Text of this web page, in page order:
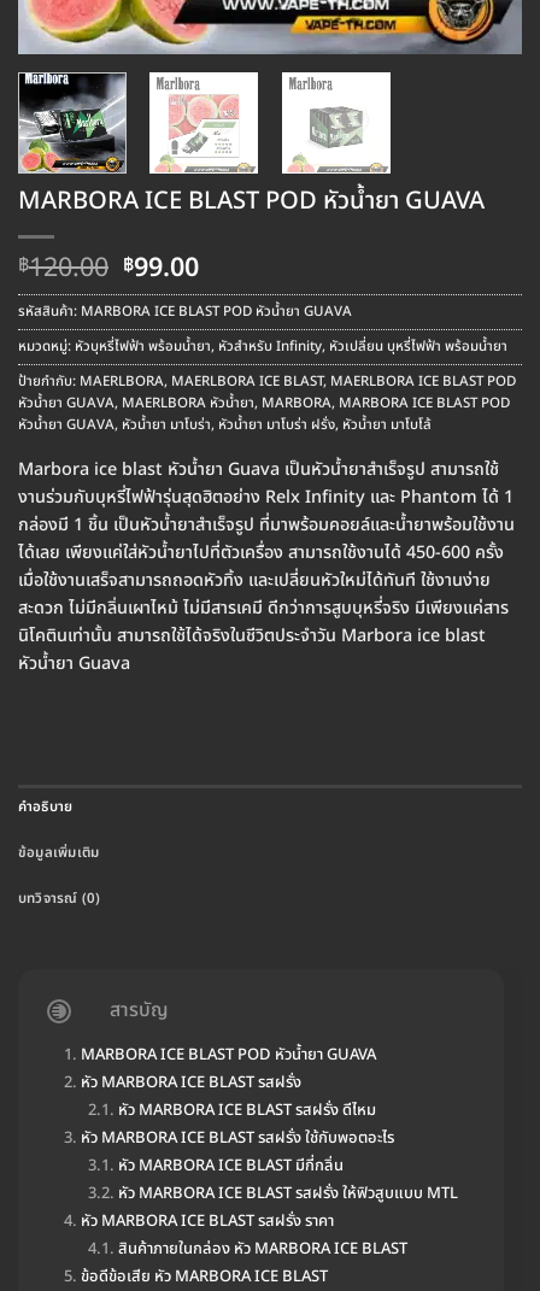
MARBORA ICE BLAST POD หัวน้ำยา GUAVA
฿120.00 Original
price
was:
฿120.00.
฿99.00Current
price
is:
฿99.00.
รหัสสินค้า: MARBORA ICE BLAST POD หัวน้ำยา GUAVA
หมวดหมู่: หัวบุหรี่ไฟฟ้า พร้อมน้ำยา, หัวสำหรับ Infinity, หัวเปลี่ยน บุหรี่ไฟฟ้า พร้อมน้ำยา
ป้ายกำกับ: MAERLBORA, MAERLBORA ICE BLAST, MAERLBORA ICE BLAST POD
หัวน้ำยา GUAVA, MAERLBORA หัวน้ำยา, MARBORA, MARBORA ICE BLAST POD
หัวน้ำยา GUAVA, หัวน้ำยา มาโบร่า, หัวน้ำยา มาโบร่า ฝรั่ง, หัวน้ำยา มาโบโล้
Marbora ice blast หัวน้ำยา Guava เป็นหัวน้ำยาสำเร็จรูป สามารถใช้
งานร่วมกับบุหรี่ไฟฟ้ารุ่นสุดฮิตอย่าง Relx Infinity และ Phantom ได้ 1
กล่องมี 1 ชิ้น เป็นหัวน้ำยาสำเร็จรูป ที่มาพร้อมคอยล์และน้ำยาพร้อมใช้งาน
ได้เลย เพียงแค่ใส่หัวน้ำยาไปที่ตัวเครื่อง สามารถใช้งานได้ 450-600 ครั้ง
เมื่อใช้งานเสร็จสามารถถอดหัวทิ้ง และเปลี่ยนหัวใหม่ได้ทันที ใช้งานง่าย
สะดวก ไม่มีกลิ่นเผาไหม้ ไม่มีสารเคมี ดีกว่าการสูบบุหรี่จริง มีเพียงแค่สาร
นิโคตินเท่านั้น สามารถใช้ได้จริงในชีวิตประจำวัน Marbora ice blast
หัวน้ำยา Guava
คำอธิบาย
ข้อมูลเพิ่มเติม
บทวิจารณ์ (0)
สารบัญ
MARBORA ICE BLAST POD หัวน้ำยา GUAVA
หัว MARBORA ICE BLAST รสฝรั่ง
หัว MARBORA ICE BLAST รสฝรั่ง ดีไหม
หัว MARBORA ICE BLAST รสฝรั่ง ใช้กับพอตอะไร
หัว MARBORA ICE BLAST มีกี่กลิ่น
หัว MARBORA ICE BLAST รสฝรั่ง ให้ฟิวสูบแบบ MTL
หัว MARBORA ICE BLAST รสฝรั่ง ราคา
สินค้าภายในกล่อง หัว MARBORA ICE BLAST
ข้อดีข้อเสีย หัว MARBORA ICE BLAST